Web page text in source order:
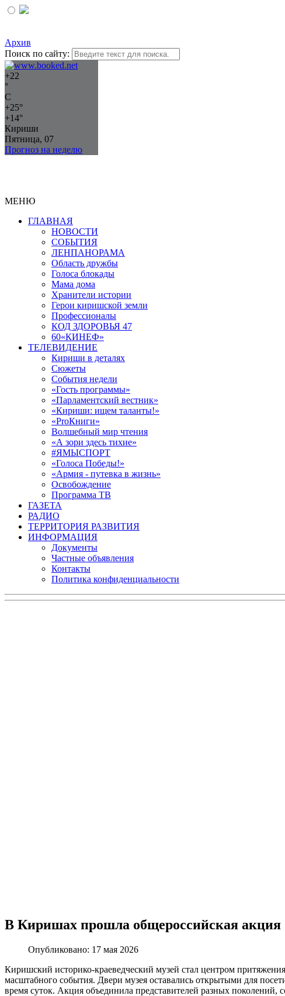
Архив
Поиск по сайту:
+22
°
C
+25°
+14°
Кириши
Пятница, 07
Прогноз на неделю
МЕНЮ
ГЛАВНАЯ
НОВОСТИ
СОБЫТИЯ
ЛЕНПАНОРАМА
Область дружбы
Голоса блокады
Мама дома
Хранители истории
Герои киришской земли
Профессионалы
КОД ЗДОРОВЬЯ 47
60«КИНЕФ»
ТЕЛЕВИДЕНИЕ
Кириши в деталях
Сюжеты
События недели
«Гость программы»
«Парламентский вестник»
«Кириши: ищем таланты!»
«ProКниги»
Волшебный мир чтения
«А зори здесь тихие»
#ЯМЫСПОРТ
«Голоса Победы!»
«Армия - путевка в жизнь»
Освобождение
Программа ТВ
ГАЗЕТА
РАДИО
ТЕРРИТОРИЯ РАЗВИТИЯ
ИНФОРМАЦИЯ
Документы
Частные объявления
Контакты
Политика конфиденциальности
В Киришах прошла общероссийская акция
Опубликовано: 17 мая 2026
Киришский историко-краеведческий музей стал центром
масштабного события. Двери музея оставались открытыми для
время суток. Акция объединила представителей разных поколений,